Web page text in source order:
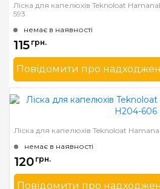
Ліска для капелюхів Teknoloat
593
немає в наявності
115 грн.
Повідомити про
Бренд
Країна виробник
Ліска для капелюхів Teknoloat
немає в наявності
120 грн.
Повідомити про